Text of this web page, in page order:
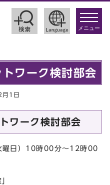
toggle
メニュー
ワーク検討部会
1日
ワーク検討部会
日）10時00分～12時00